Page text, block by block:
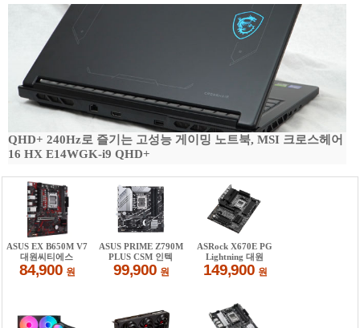
QHD+ 240Hz로 즐기는 고성능 게이밍 노트북, MSI 크로스헤어
16 HX E14WGK-i9 QHD+